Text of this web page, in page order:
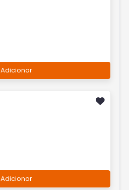
Adicionar
Adicionar